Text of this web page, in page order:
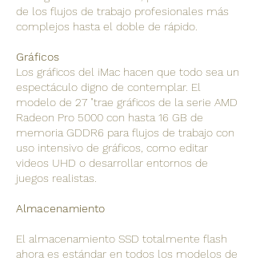
de los flujos de trabajo profesionales más
complejos hasta el doble de rápido.
Gráficos
Los gráficos del iMac hacen que todo sea un
espectáculo digno de contemplar. El
modelo de 27 "trae gráficos de la serie AMD
Radeon Pro 5000 con hasta 16 GB de
memoria GDDR6 para flujos de trabajo con
uso intensivo de gráficos, como editar
videos UHD o desarrollar entornos de
juegos realistas.
Almacenamiento
El almacenamiento SSD totalmente flash
ahora es estándar en todos los modelos de